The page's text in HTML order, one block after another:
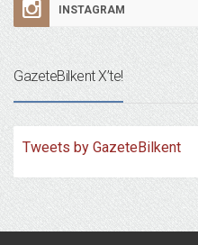
INSTAGRAM
GazeteBilkent X’te!
Tweets by GazeteBilkent